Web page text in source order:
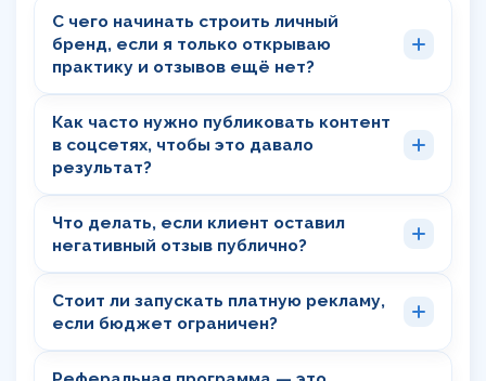
С чего начинать строить личный
бренд, если я только открываю
практику и отзывов ещё нет?
Как часто нужно публиковать контент
в соцсетях, чтобы это давало
результат?
Что делать, если клиент оставил
негативный отзыв публично?
Стоит ли запускать платную рекламу,
если бюджет ограничен?